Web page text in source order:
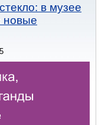
в музее
новые